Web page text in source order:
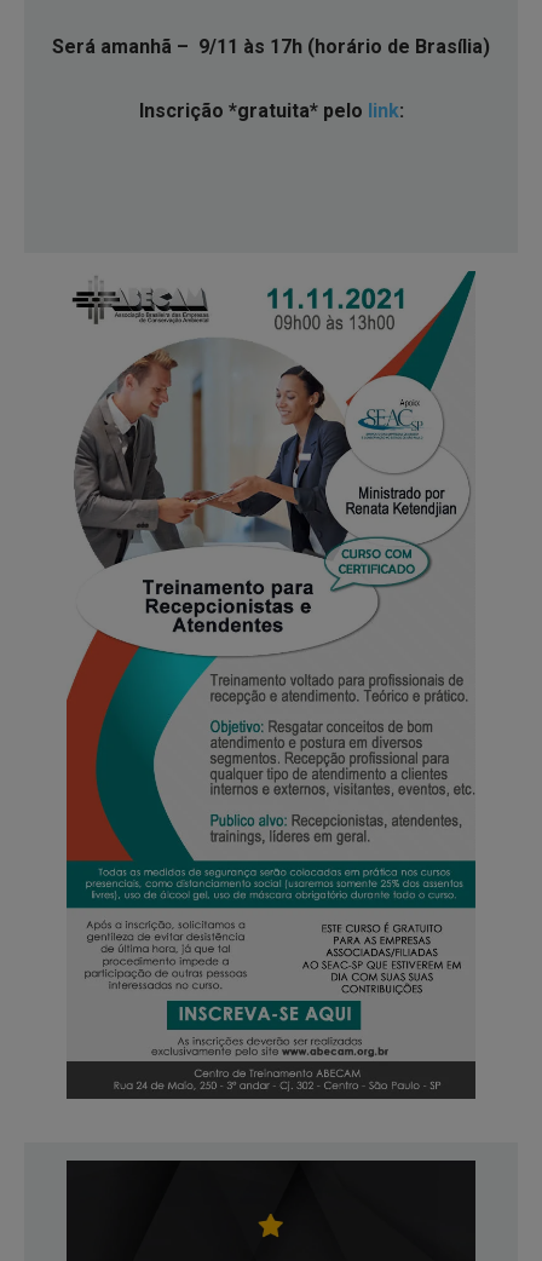
Será amanhã – 9/11 às 17h (horário de Brasília)
Inscrição *gratuita* pelo link: